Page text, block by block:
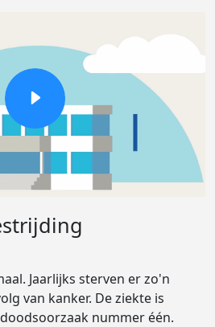
Jaarlijks sterven er zo'n
van kanker. De ziekte is
nummer één.